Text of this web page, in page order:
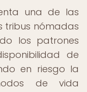
una de las
tribus nómadas
los patrones
de
en riesgo la
de vida